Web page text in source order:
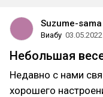
Suzume-sama
Виабу 03.05.2022
Небольшая
Недавно с нами
хорошего